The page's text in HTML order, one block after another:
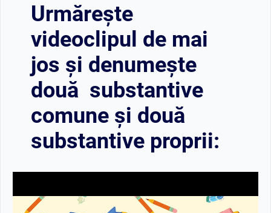
Urmărește
videoclipul de mai
jos și denumește
două substantive
comune și două
substantive proprii: